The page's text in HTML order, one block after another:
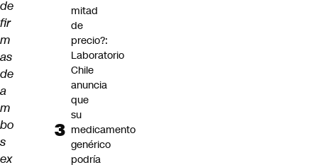
de
fir
m
as
de
a
m
bo
s
ex
mitad
de
precio?:
Laboratorio
Chile
anuncia
que
su
medicamento
genérico
podría